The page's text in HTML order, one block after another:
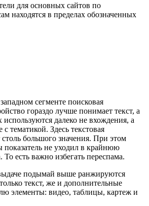
для основных сайтов по
находятся в пределах обозначенных
сегменте поисковая
гораздо лучше понимает текст, а
используются далеко не вхождения, а
тематикой. Здесь текстовая
столь большого значения. При этом
показатель не уходил в крайнюю
есть важно избегать переспама.
подымай выше ранжируются
текст, же и дополнительные
элементы: видео, таблицы, картеж и